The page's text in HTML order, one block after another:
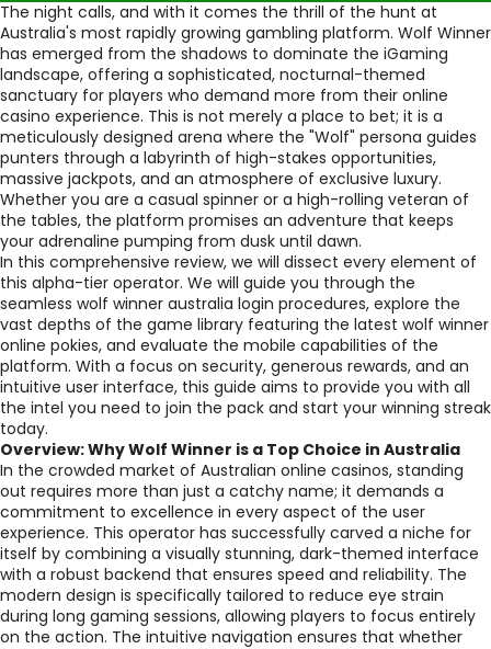
The night calls, and with it comes the thrill of the hunt at
Australia's most rapidly growing gambling platform. Wolf Winner
has emerged from the shadows to dominate the iGaming
landscape, offering a sophisticated, nocturnal-themed
sanctuary for players who demand more from their online
casino experience. This is not merely a place to bet; it is a
meticulously designed arena where the "Wolf" persona guides
punters through a labyrinth of high-stakes opportunities,
massive jackpots, and an atmosphere of exclusive luxury.
Whether you are a casual spinner or a high-rolling veteran of
the tables, the platform promises an adventure that keeps
your adrenaline pumping from dusk until dawn.
In this comprehensive review, we will dissect every element of
this alpha-tier operator. We will guide you through the
seamless wolf winner australia login procedures, explore the
vast depths of the game library featuring the latest wolf winner
online pokies, and evaluate the mobile capabilities of the
platform. With a focus on security, generous rewards, and an
intuitive user interface, this guide aims to provide you with all
the intel you need to join the pack and start your winning streak
today.
Overview: Why Wolf Winner is a Top Choice in Australia
In the crowded market of Australian online casinos, standing
out requires more than just a catchy name; it demands a
commitment to excellence in every aspect of the user
experience. This operator has successfully carved a niche for
itself by combining a visually stunning, dark-themed interface
with a robust backend that ensures speed and reliability. The
modern design is specifically tailored to reduce eye strain
during long gaming sessions, allowing players to focus entirely
on the action. The intuitive navigation ensures that whether